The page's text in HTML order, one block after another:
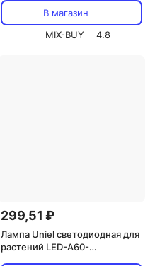
синего спектра 20 Вт черный,
цена за 1 шт
В магазин
MIX-BUY
4.8
299,51 ₽
Лампа Uniel светодиодная для
растений LED-A60-